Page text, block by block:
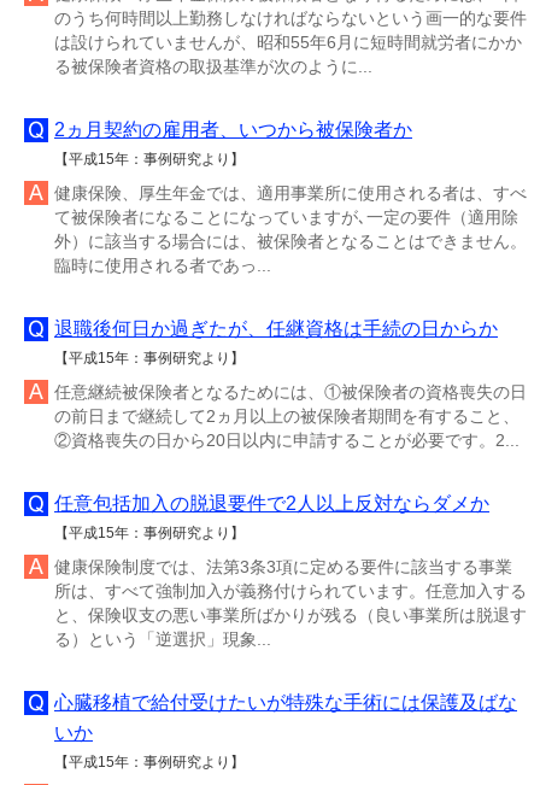
のうち何時間以上勤務しなければならないという画一的な要件
は設けられていませんが、昭和55年6月に短時間就労者にかか
る被保険者資格の取扱基準が次のように...
2ヵ月契約の雇用者、いつから被保険者か
【平成15年：事例研究より】
健康保険、厚生年金では、適用事業所に使用される者は、すべ
て被保険者になることになっていますが､一定の要件（適用除
外）に該当する場合には、被保険者となることはできません。
臨時に使用される者であっ...
退職後何日か過ぎたが、任継資格は手続の日からか
【平成15年：事例研究より】
任意継続被保険者となるためには、①被保険者の資格喪失の日
の前日まで継続して2ヵ月以上の被保険者期間を有すること、
②資格喪失の日から20日以内に申請することが必要です。2...
任意包括加入の脱退要件で2人以上反対ならダメか
【平成15年：事例研究より】
健康保険制度では、法第3条3項に定める要件に該当する事業
所は、すべて強制加入が義務付けられています。任意加入する
と、保険収支の悪い事業所ばかりが残る（良い事業所は脱退す
る）という「逆選択」現象...
心臓移植で給付受けたいが特殊な手術には保護及ばな
いか
【平成15年：事例研究より】